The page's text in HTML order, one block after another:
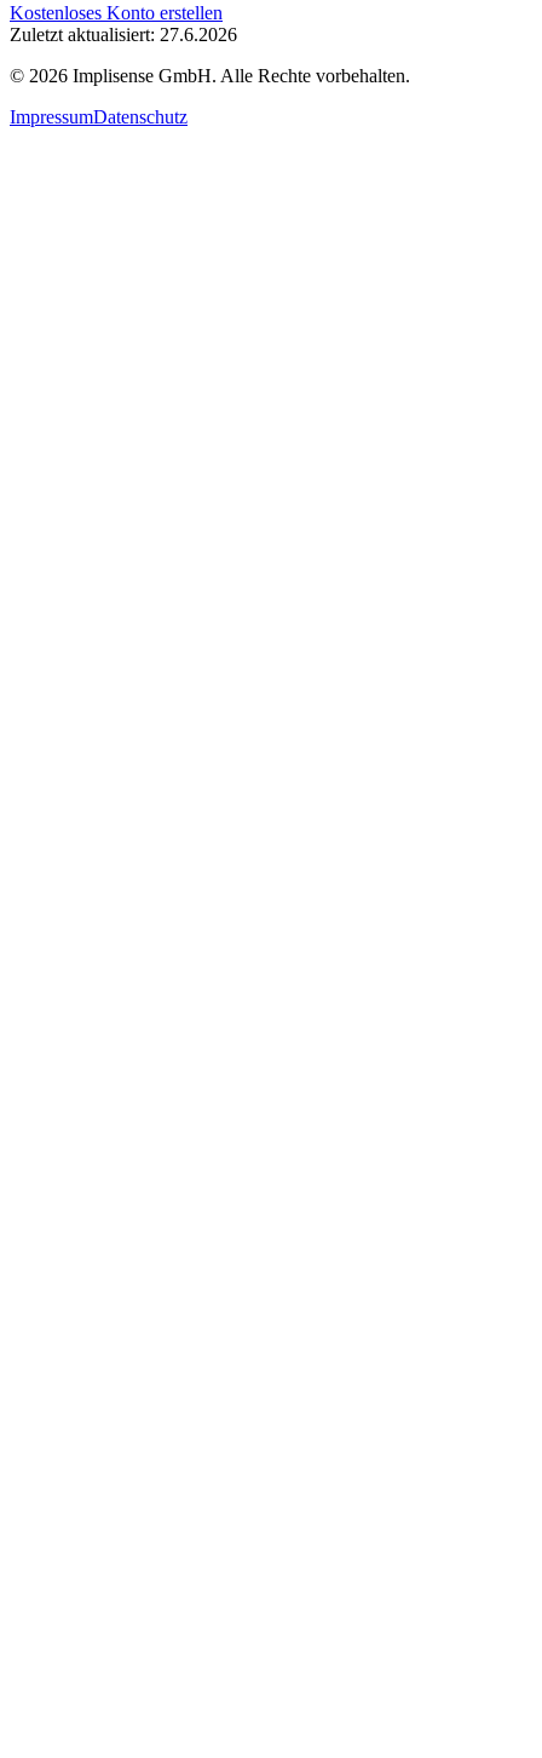
Kostenloses Konto erstellen
Zuletzt aktualisiert: 27.6.2026
© 2026 Implisense GmbH. Alle Rechte vorbehalten.
ImpressumDatenschutz